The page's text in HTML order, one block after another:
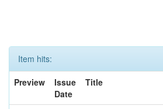
Item hits:
Preview
Issue
Date
Title